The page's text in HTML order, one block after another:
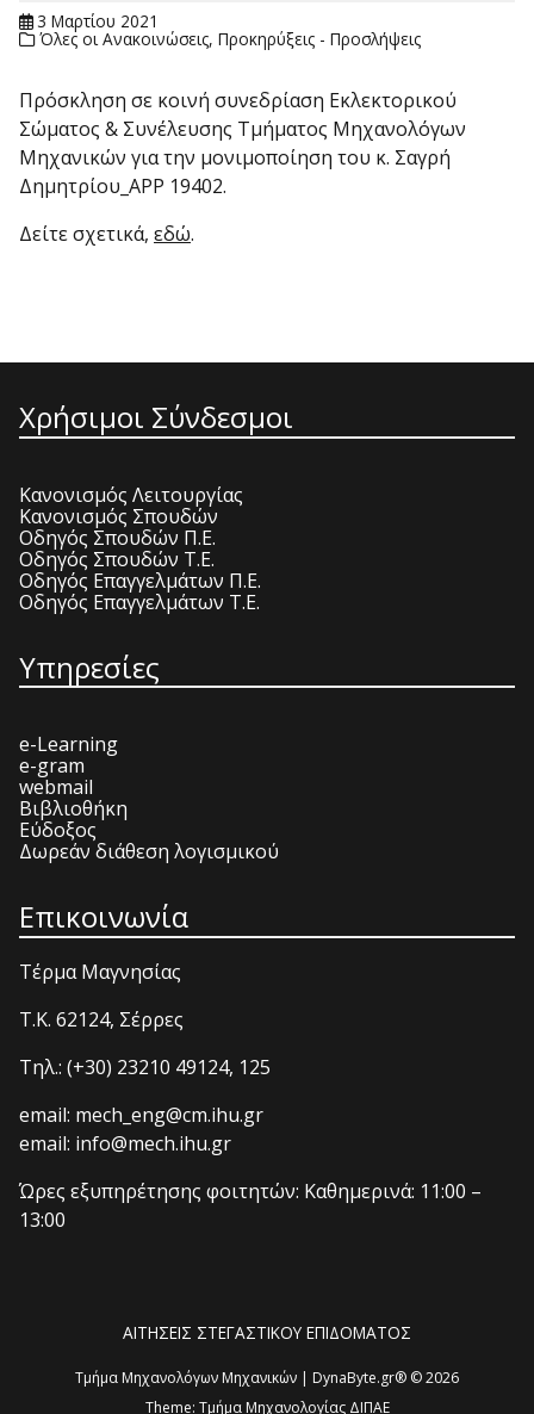
3 Μαρτίου 2021
Όλες οι Ανακοινώσεις,Προκηρύξεις - Προσλήψεις
Πρόσκληση σε κοινή συνεδρίαση Εκλεκτορικού
Σώματος & Συνέλευσης Τμήματος Μηχανολόγων
Μηχανικών για την μονιμοποίηση του κ. Σαγρή
Δημητρίου_APP 19402.
Δείτε σχετικά, εδώ.
Χρήσιμοι Σύνδεσμοι
Κανονισμός Λειτουργίας
Κανονισμός Σπουδών
Οδηγός Σπουδών Π.Ε.
Οδηγός Σπουδών Τ.Ε.
Οδηγός Επαγγελμάτων Π.Ε.
Οδηγός Επαγγελμάτων Τ.Ε.
Υπηρεσίες
e-Learning
e-gram
webmail
Βιβλιοθήκη
Εύδοξος
Δωρεάν διάθεση λογισμικού
Επικοινωνία
Τέρμα Μαγνησίας
T.K. 62124, Σέρρες
Τηλ.: (+30) 23210 49124, 125
email: mech_eng@cm.ihu.gr
email: info@mech.ihu.gr
Ώρες εξυπηρέτησης φοιτητών: Καθημερινά: 11:00 –
13:00
ΑΙΤΗΣΕΙΣ ΣΤΕΓΑΣΤΙΚΟΥ ΕΠΙΔΟΜΑΤΟΣ
Τμήμα Μηχανολόγων Μηχανικών | DynaByte.gr® © 2026
Theme: Τμήμα Μηχανολογίας ΔΙΠΑΕ